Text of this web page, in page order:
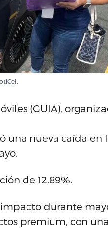
(GUIA),
una nueva caída en
de 12.89%.
durante
premium, con